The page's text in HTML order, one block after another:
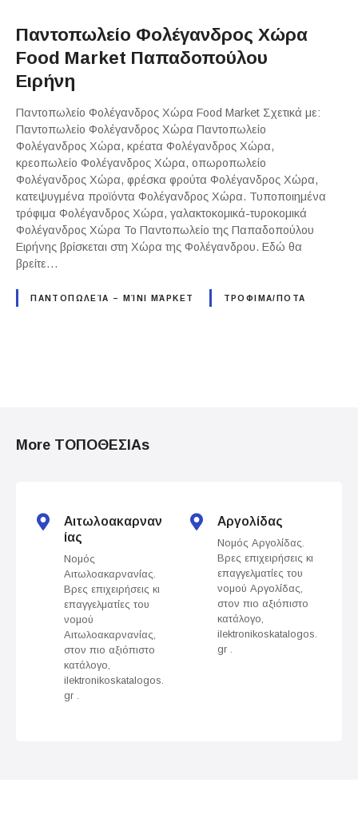
Παντοπωλείο Φολέγανδρος Χώρα
Food Market Παπαδοπούλου
Ειρήνη
Παντοπωλείο Φολέγανδρος Χώρα Food Market Σχετικά με:
Παντοπωλείο Φολέγανδρος Χώρα Παντοπωλείο
Φολέγανδρος Χώρα, κρέατα Φολέγανδρος Χώρα,
κρεοπωλείο Φολέγανδρος Χώρα, οπωροπωλείο
Φολέγανδρος Χώρα, φρέσκα φρούτα Φολέγανδρος Χώρα,
κατεψυγμένα προϊόντα Φολέγανδρος Χώρα. Τυποποιημένα
τρόφιμα Φολέγανδρος Χώρα, γαλακτοκομικά-τυροκομικά
Φολέγανδρος Χώρα Το Παντοπωλείο της Παπαδοπούλου
Ειρήνης βρίσκεται στη Χώρα της Φολέγανδρου. Εδώ θα
βρείτε…
ΠΑΝΤΟΠΩΛΕΊΑ – ΜΊΝΙ ΜΆΡΚΕΤ ΤΡΟΦΙΜΑ/ΠΟΤΑ
More ΤΟΠΟΘΕΣΙΑs
Αιτωλοακαρναν
ίας
Νομός
Αιτωλοακαρνανίας.
Βρες επιχειρήσεις κι
επαγγελματίες του
νομού
Αιτωλοακαρνανίας,
στον πιο αξιόπιστο
κατάλογο,
ilektronikoskatalogos.
gr .
Αργολίδας
Νομός Αργολίδας.
Βρες επιχειρήσεις κι
επαγγελματίες του
νομού Αργολίδας,
στον πιο αξιόπιστο
κατάλογο,
ilektronikoskatalogos.
gr .